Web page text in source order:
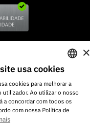
Financiamento
PORTUGUESE
ENGLISH
×
usa cookies
cookies para melhorar a
utilizador. Ao utilizar o nosso
a concordar com todos os
com nossa Política de